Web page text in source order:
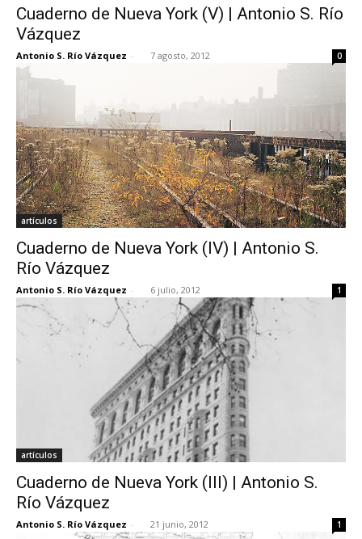
Cuaderno de Nueva York (V) | Antonio S. Río
Vázquez
Antonio S. Río Vázquez - 7 agosto, 2012 0
artículos
Cuaderno de Nueva York (IV) | Antonio S.
Río Vázquez
Antonio S. Río Vázquez - 6 julio, 2012 1
artículos
Cuaderno de Nueva York (III) | Antonio S.
Río Vázquez
Antonio S. Río Vázquez - 21 junio, 2012 1